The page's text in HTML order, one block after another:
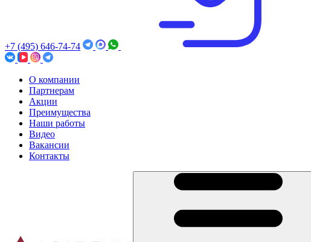
+7 (495) 646-74-74
О компании
Партнерам
Акции
Преимущества
Наши работы
Видео
Вакансии
Контакты